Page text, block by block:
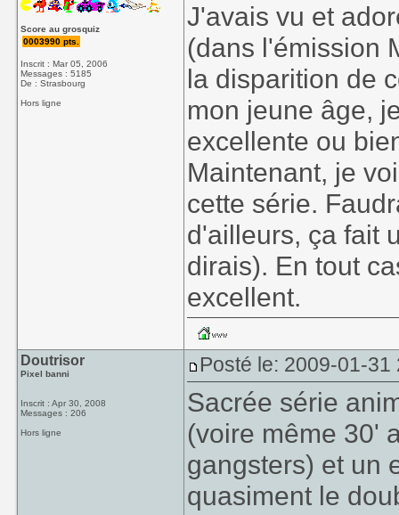
Score au grosquiz
0003990 pts.
Inscrit : Mar 05, 2006
Messages : 5185
De : Strasbourg
Hors ligne
J'avais vu et
(dans l'émission
la disparition de
mon jeune âge,
excellente ou
Maintenant, je
cette série.
d'ailleurs, ça fait
dirais). En tout
excellent.
Doutrisor
Pixel banni
Inscrit : Apr 30, 2008
Messages : 206
Hors ligne
Posté le: 2009-01-31
Sacrée série
(voire même 30'
gangsters) et un
quasiment le